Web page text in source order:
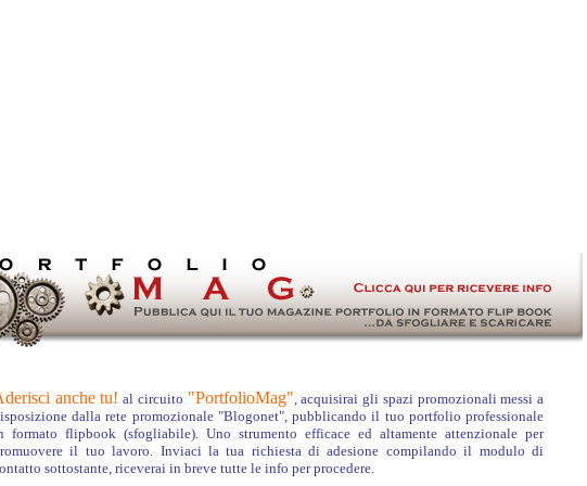
anche tu! al circuito "PortfolioMag", acquisirai gli spazi promozionali messi a
dalla rete promozionale "Blogonet", pubblicando il tuo portfolio professionale
formato flipbook (sfogliabile). Uno strumento efficace ed altamente attenzionale per
il tuo lavoro. Inviaci la tua richiesta di adesione compilandoil modulo di
sottostante, riceverai in breve tutte le info per procedere.